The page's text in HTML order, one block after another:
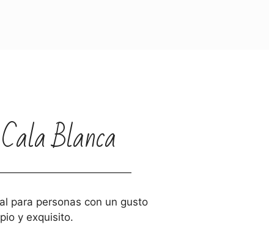
Blanca
para personas con un gusto
y exquisito.